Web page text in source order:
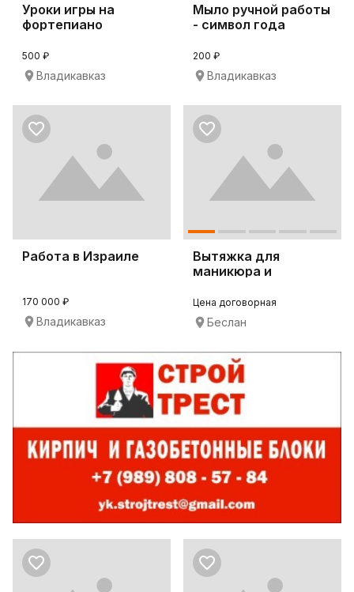
Уроки игры на
фортепиано
500 ₽
Владикавказ
Мыло ручной работы
- символ года
200 ₽
Владикавказ
Работа в Израиле
170 000 ₽
Владикавказ
Вытяжка для
маникюра и
Alize
Цена договорная
Беслан